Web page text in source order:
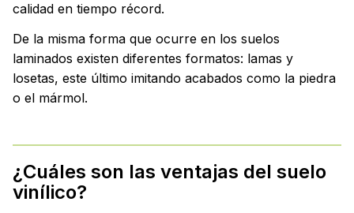
calidad en tiempo récord.
De la misma forma que ocurre en los suelos
laminados existen diferentes formatos: lamas y
losetas, este último imitando acabados como la piedra
o el mármol.
¿Cuáles son las ventajas del suelo
vinílico?